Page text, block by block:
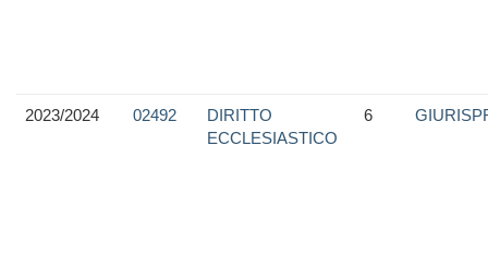
2023/2024 02492
DIRITTO
ECCLESIASTICO
6